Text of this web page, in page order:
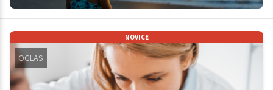
NOVICE
OGLAS